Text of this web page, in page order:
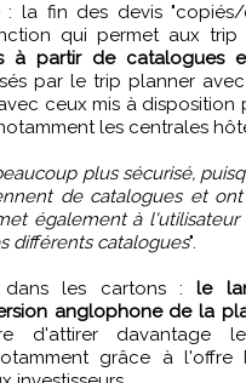
: la fin des devis "copiés/
qui permet aux trip
à partir de catalogues
par le trip planner
ceux mis à disposition
les centrales
plus sécurisé,
de catalogues et
également à
différents catalogues".
dans les cartons :le
anglophone de la
d'attirer davantage
grâce à l'offre